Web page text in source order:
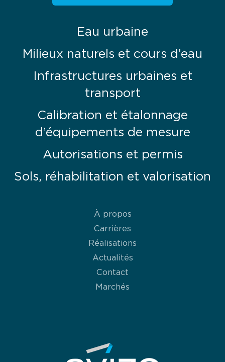
Eau urbaine
Milieux naturels et cours d’eau
Infrastructures urbaines et
transport
Calibration et étalonnage
d’équipements de mesure
Autorisations et permis
Sols, réhabilitation et valorisation
À propos
Carrières
Réalisations
Actualités
Contact
Marchés